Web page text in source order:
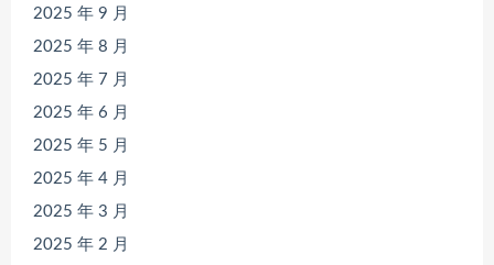
2025 年 9 月
2025 年 8 月
2025 年 7 月
2025 年 6 月
2025 年 5 月
2025 年 4 月
2025 年 3 月
2025 年 2 月